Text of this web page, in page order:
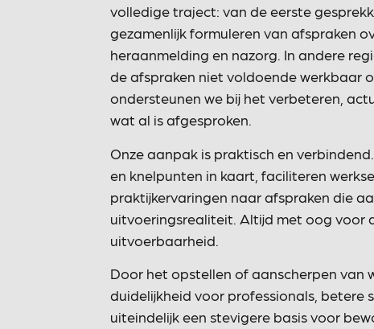
volledige traject: van de eerste
gezamenlijk formuleren van afspraken
heraanmelding en nazorg. In andere
de afspraken niet voldoende werkbaar
ondersteunen we bij het verbeteren,
wat al is afgesproken.
Onze aanpak is praktisch en
en knelpunten in kaart, faciliteren
praktijkervaringen naar afspraken die
uitvoeringsrealiteit. Altijd met oog voor
uitvoerbaarheid.
Door het opstellen of aanscherpen van
duidelijkheid voor professionals, betere
uiteindelijk een stevigere basis voor